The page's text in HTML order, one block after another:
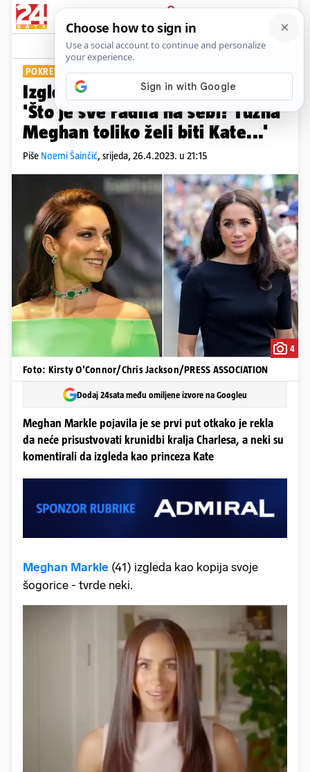
PRIJAVA
Show Komentari
POKRENULA LAVINU KOMENTARA
Izgledom izazvala spekulacije:
'Što je sve radila na sebi? Tužna
Meghan toliko želi biti Kate...'
Piše Noemi Šainčić, srijeda, 26.4.2023. u 21:15
4
Foto: Kirsty O'Connor/Chris Jackson/PRESS ASSOCIATION
Dodaj 24sata među omiljene izvore na Googleu
Meghan Markle pojavila je se prvi put otkako je rekla
da neće prisustvovati krunidbi kralja Charlesa, a neki su
komentirali da izgleda kao princeza Kate
Meghan Markle (41) izgleda kao kopija svoje
šogorice - tvrde neki.